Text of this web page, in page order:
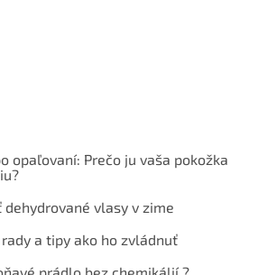
opaľovaní: Prečo ju vaša pokožka
vlasy v zime
a tipy ako ho zvládnuť